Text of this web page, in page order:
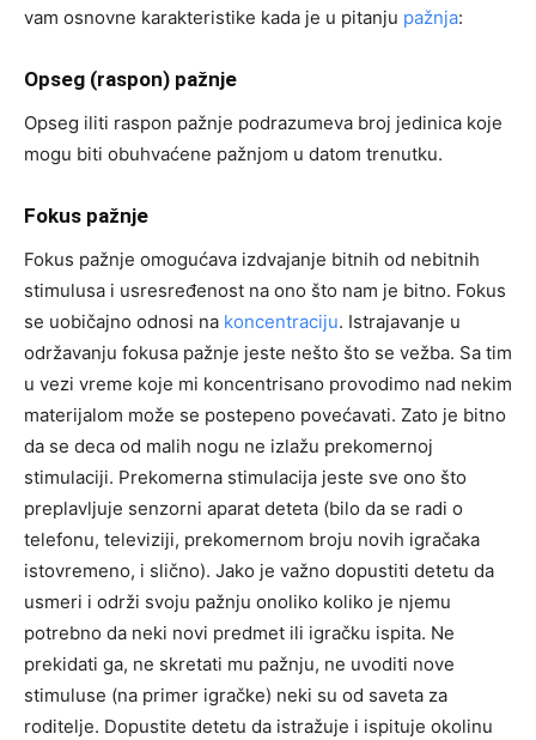
vam osnovne karakteristike kada je u pitanju pažnja:
Opseg (raspon) pažnje
Opseg iliti raspon pažnje podrazumeva broj jedinica koje
mogu biti obuhvaćene pažnjom u datom trenutku.
Fokus pažnje
Fokus pažnje omogućava izdvajanje bitnih od nebitnih
stimulusa i usresređenost na ono što nam je bitno. Fokus
se uobičajno odnosi na koncentraciju. Istrajavanje u
održavanju fokusa pažnje jeste nešto što se vežba. Sa tim
u vezi vreme koje mi koncentrisano provodimo nad nekim
materijalom može se postepeno povećavati. Zato je bitno
da se deca od malih nogu ne izlažu prekomernoj
stimulaciji. Prekomerna stimulacija jeste sve ono što
preplavljuje senzorni aparat deteta (bilo da se radi o
telefonu, televiziji, prekomernom broju novih igračaka
istovremeno, i slično). Jako je važno dopustiti detetu da
usmeri i održi svoju pažnju onoliko koliko je njemu
potrebno da neki novi predmet ili igračku ispita. Ne
prekidati ga, ne skretati mu pažnju, ne uvoditi nove
stimuluse (na primer igračke) neki su od saveta za
roditelje. Dopustite detetu da istražuje i ispituje okolinu